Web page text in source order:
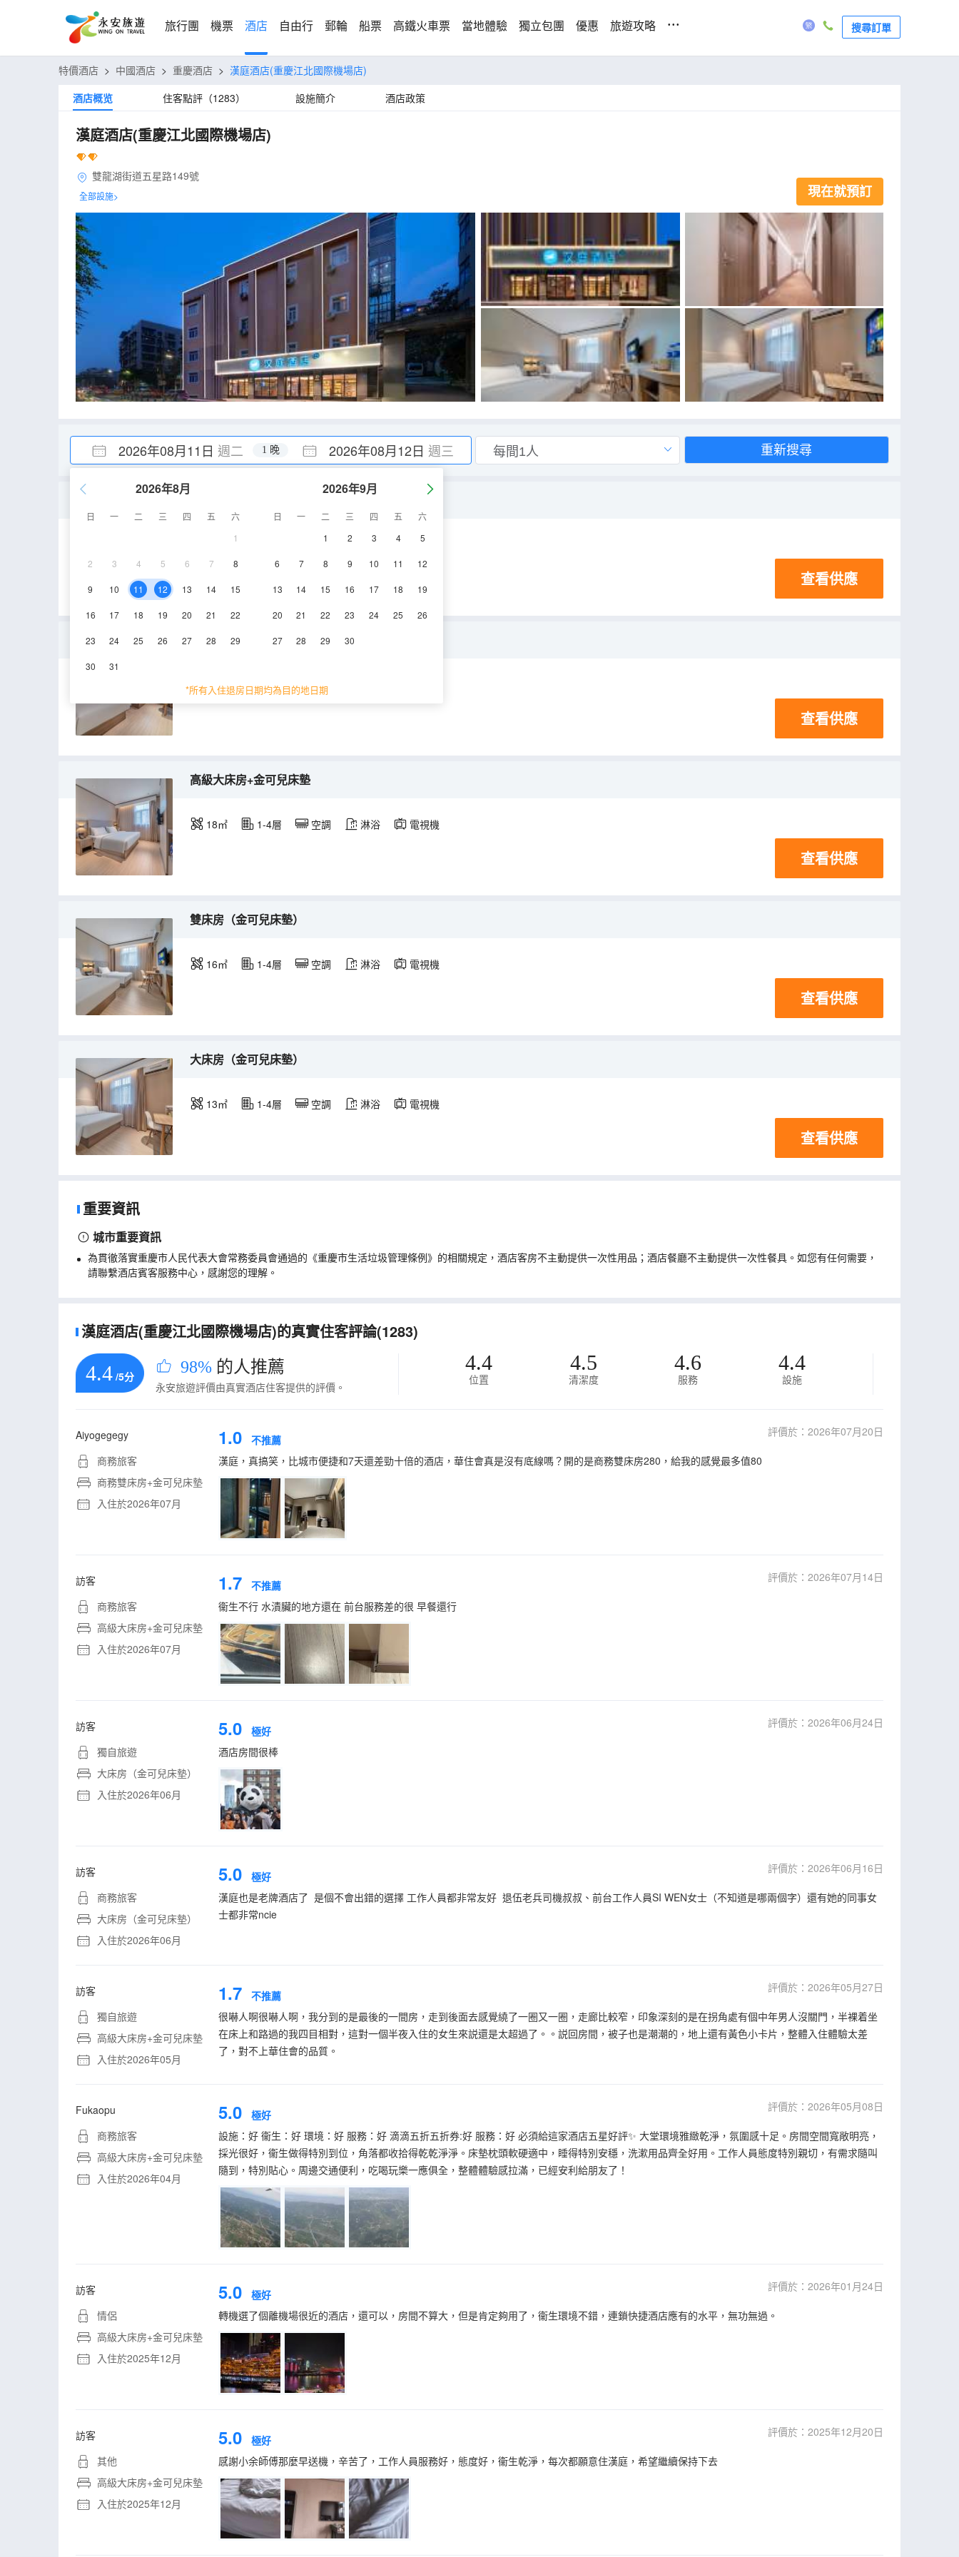
旅行團 機票 酒店 自由行 郵輪 船票 高鐵火車票 當地體驗 獨立包團 優惠 旅遊攻略 ... 搜尋訂單
特價酒店 > 中國酒店 > 重慶酒店 > 漢庭酒店(重慶江北國際機場店)
酒店概览
住客點評（1283） 設施簡介 酒店政策
漢庭酒店(重慶江北國際機場店)
雙龍湖街道五星路149號
全部設施> 現在就預訂
2026年08月11日 週二 2026年08月12日 週三
1 晚
2026年8月
日 一 二 三 四 五
六
1
2 3 4 5 6 7 8
9 10 11 12 13 14 15
16 17 18 19 20 21 22
23 24 25 26 27 28 29
30 31
2026年9月
日 一 二 三 四 五
六
1
2 3 4 5
6 7 8 9 10 11 12
13 14 15 16 17 18 19
20 21 22 23 24 25 26
27 28 29 30
*所有入住退房日期均為目的地日期
重新搜尋
淋浴 電視機
查看供應
商務雙床房+金可兒床墊
22㎡ 1-4層 空調
查看供應
高級大床房+金可兒床墊
18㎡ 1-4層 空調 淋浴 電視機
查看供應
雙床房（金可兒床墊）
16㎡ 1-4層 空調 淋浴 電視機
查看供應
大床房（金可兒床墊）
13㎡ 1-4層 空調 淋浴 電視機
查看供應
重要資訊
城市重要資訊
為貫徹落實重慶市人民代表大會常務委員會通過的《重慶市生活垃圾管理條例》的相關規定，酒店客房不主動提供一次性用品；酒店餐廳不主動提供一次性餐具。如您有任何需要，
請聯繫酒店賓客服務中心，感謝您的理解。
漢庭酒店(重慶江北國際機場店)的真實住客評論(1283)
4.4 /5分 98% 的人推薦
永安旅遊評價由真實酒店住客提供的評價。
4.4
位置
4.5
清潔度
4.6
服務
4.4
設施
Aiyogegegy
商務旅客
商務雙床房+金可兒床墊
入住於2026年07月
1.0 不推薦
評價於：2026年07月20日
漢庭，真搞笑，比城市便捷和7天還差勁十倍的酒店，華住會真是沒有底線嗎？開的是商務雙床房280，給我的感覺最多值80
訪客
商務旅客
高級大床房+金可兒床墊
入住於2026年07月
1.7 不推薦
評價於：2026年07月14日
衞生不行 水漬臟的地方還在 前台服務差的很 早餐還行
訪客
獨自旅遊
大床房（金可兒床墊）
入住於2026年06月
5.0 極好
評價於：2026年06月24日
酒店房間很棒
訪客
商務旅客
大床房（金可兒床墊）
入住於2026年06月
5.0 極好
評價於：2026年06月16日
漢庭也是老牌酒店了 是個不會出錯的選擇 工作人員都非常友好 退伍老兵司機叔叔、前台工作人員SI WEN女士（不知道是哪兩個字）還有她的同事女
士都非常ncie
訪客
獨自旅遊
高級大床房+金可兒床墊
入住於2026年05月
1.7 不推薦
評價於：2026年05月27日
很嚇人啊很嚇人啊，我分到的是最後的一間房，走到後面去感覺繞了一圈又一圈，走廊比較窄，印象深刻的是在拐角處有個中年男人沒關門，半裸着坐
在床上和路過的我四目相對，這對一個半夜入住的女生來説還是太超過了。。説回房間，被子也是潮潮的，地上還有黃色小卡片，整體入住體驗太差
了，對不上華住會的品質。
Fukaopu
商務旅客
高級大床房+金可兒床墊
入住於2026年04月
5.0 極好
評價於：2026年05月08日
設施：好 衞生：好 環境：好 服務：好 滴滴五折五折券:好 服務：好 必須給這家酒店五星好評✨ 大堂環境雅緻乾淨，氛圍感十足。房間空間寬敞明亮，
採光很好，衞生做得特別到位，角落都收拾得乾乾淨淨。床墊枕頭軟硬適中，睡得特別安穩，洗漱用品齊全好用。工作人員態度特別親切，有需求隨叫
隨到，特別貼心。周邊交通便利，吃喝玩樂一應俱全，整體體驗感拉滿，已經安利給朋友了！
訪客
情侶
高級大床房+金可兒床墊
入住於2025年12月
5.0 極好
評價於：2026年01月24日
轉機選了個離機場很近的酒店，還可以，房間不算大，但是肯定夠用了，衞生環境不錯，連鎖快捷酒店應有的水平，無功無過。
訪客
其他
高級大床房+金可兒床墊
入住於2025年12月
5.0 極好
評價於：2025年12月20日
感謝小余師傅那麼早送機，辛苦了，工作人員服務好，態度好，衞生乾淨，每次都願意住漢庭，希望繼續保持下去